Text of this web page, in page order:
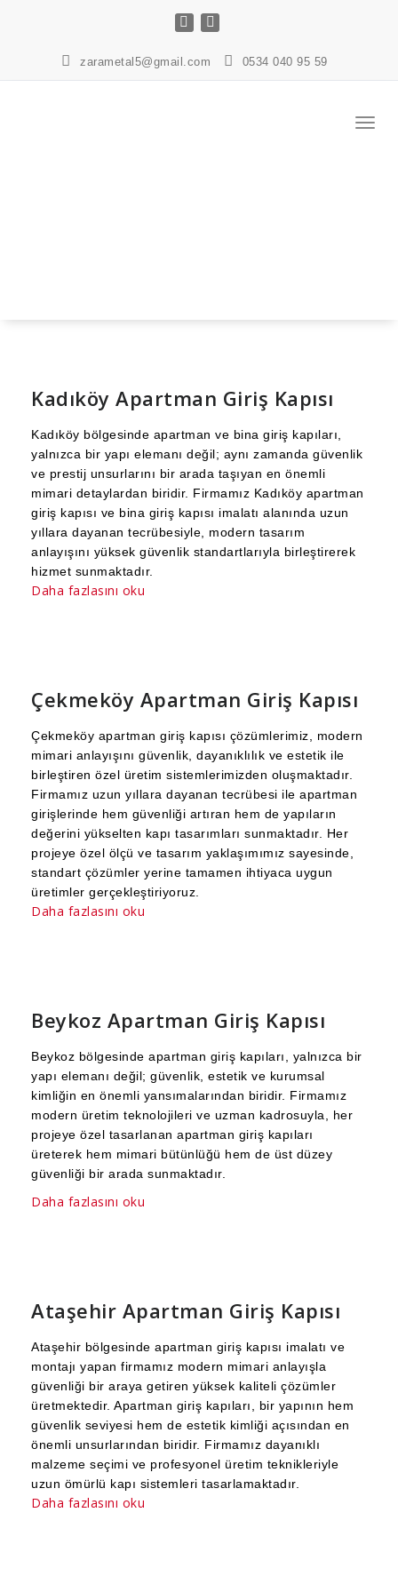
zarametal5@gmail.com 0534 040 95 59
Kadıköy Apartman Giriş Kapısı
Kadıköy bölgesinde apartman ve bina giriş kapıları,
yalnızca bir yapı elemanı değil; aynı zamanda güvenlik
ve prestij unsurlarını bir arada taşıyan en önemli
mimari detaylardan biridir. Firmamız Kadıköy apartman
giriş kapısı ve bina giriş kapısı imalatı alanında uzun
yıllara dayanan tecrübesiyle, modern tasarım
anlayışını yüksek güvenlik standartlarıyla birleştirerek
hizmet sunmaktadır.
Daha fazlasını oku
Çekmeköy Apartman Giriş Kapısı
Çekmeköy apartman giriş kapısı çözümlerimiz, modern
mimari anlayışını güvenlik, dayanıklılık ve estetik ile
birleştiren özel üretim sistemlerimizden oluşmaktadır.
Firmamız uzun yıllara dayanan tecrübesi ile apartman
girişlerinde hem güvenliği artıran hem de yapıların
değerini yükselten kapı tasarımları sunmaktadır. Her
projeye özel ölçü ve tasarım yaklaşımımız sayesinde,
standart çözümler yerine tamamen ihtiyaca uygun
üretimler gerçekleştiriyoruz.
Daha fazlasını oku
Beykoz Apartman Giriş Kapısı
Beykoz bölgesinde apartman giriş kapıları, yalnızca bir
yapı elemanı değil; güvenlik, estetik ve kurumsal
kimliğin en önemli yansımalarından biridir. Firmamız
modern üretim teknolojileri ve uzman kadrosuyla, her
projeye özel tasarlanan apartman giriş kapıları
üreterek hem mimari bütünlüğü hem de üst düzey
güvenliği bir arada sunmaktadır.
Daha fazlasını oku
Ataşehir Apartman Giriş Kapısı
Ataşehir bölgesinde apartman giriş kapısı imalatı ve
montajı yapan firmamız modern mimari anlayışla
güvenliği bir araya getiren yüksek kaliteli çözümler
üretmektedir. Apartman giriş kapıları, bir yapının hem
güvenlik seviyesi hem de estetik kimliği açısından en
önemli unsurlarından biridir. Firmamız dayanıklı
malzeme seçimi ve profesyonel üretim teknikleriyle
uzun ömürlü kapı sistemleri tasarlamaktadır.
Daha fazlasını oku